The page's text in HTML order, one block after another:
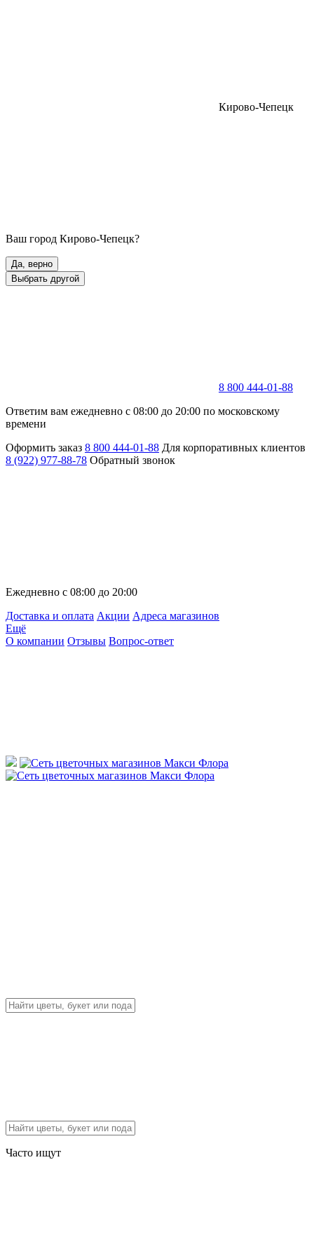
Кирово-Чепецк
Ваш город Кирово-Чепецк?
Да, верно
Выбрать другой
8 800 444-01-88
Ответим вам ежедневно с 08:00 до 20:00 по московскому
времени
Оформить заказ 8 800 444-01-88 Для корпоративных клиентов
8 (922) 977-88-78 Обратный звонок
Ежедневно с 08:00 до 20:00
Доставка и оплата Акции Адреса магазинов
Ещё
О компании Отзывы Вопрос-ответ
Часто ищут